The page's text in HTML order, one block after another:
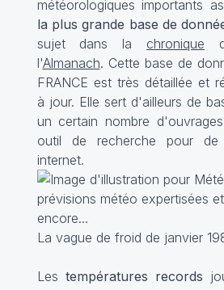
météorologiques importants
la plus grande base de
sujet dans la chronique
l'Almanach. Cette base de
FRANCE est très détaillée et
à jour. Elle sert d'ailleurs de
un certain nombre
outil de recherche pour de
internet.
La vague de froid de janvier
Les températures records